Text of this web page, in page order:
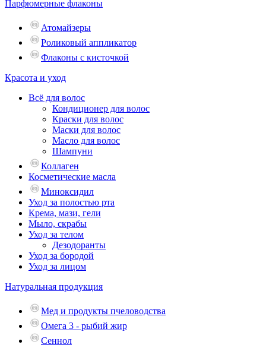
Парфюмерные флаконы
Атомайзеры
Роликовый аппликатор
Флаконы с кисточкой
Красота и уход
Всё для волос
Кондиционер для волос
Краски для волос
Маски для волос
Масло для волос
Шампуни
Коллаген
Косметические масла
Миноксидил
Уход за полостью рта
Крема, мази, гели
Мыло, скрабы
Уход за телом
Дезодоранты
Уход за бородой
Уход за лицом
Натуральная продукция
Мед и продукты пчеловодства
Омега 3 - рыбий жир
Сеннол